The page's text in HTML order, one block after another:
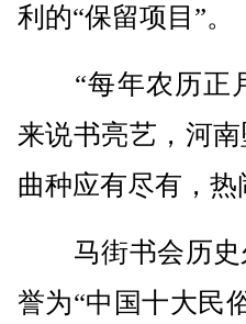
利的“保留项目”。
“每年农历正月
来说书亮艺，河
曲种应有尽有，
马街书会历史
誉为“中国十大民